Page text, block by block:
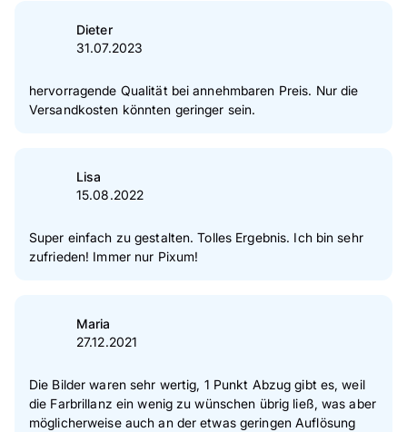
Dieter
31.07.2023
hervorragende Qualität bei annehmbaren Preis. Nur die
Versandkosten könnten geringer sein.
Lisa
15.08.2022
Super einfach zu gestalten. Tolles Ergebnis. Ich bin sehr
zufrieden! Immer nur Pixum!
Maria
27.12.2021
Die Bilder waren sehr wertig, 1 Punkt Abzug gibt es, weil
die Farbrillanz ein wenig zu wünschen übrig ließ, was aber
möglicherweise auch an der etwas geringen Auflösung